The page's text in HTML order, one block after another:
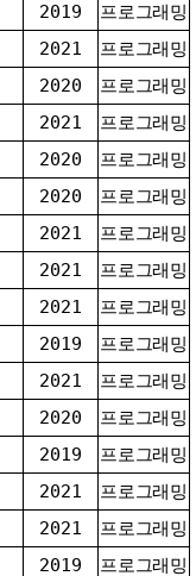
2019
프로그래밍
2021
프로그래밍
2020
프로그래밍
2021
프로그래밍
2020
프로그래밍
2020
프로그래밍
2021
프로그래밍
2021
프로그래밍
2021
프로그래밍
2019
프로그래밍
2021
프로그래밍
2020
프로그래밍
2019
프로그래밍
2021
프로그래밍
2021
프로그래밍
2019
프로그래밍